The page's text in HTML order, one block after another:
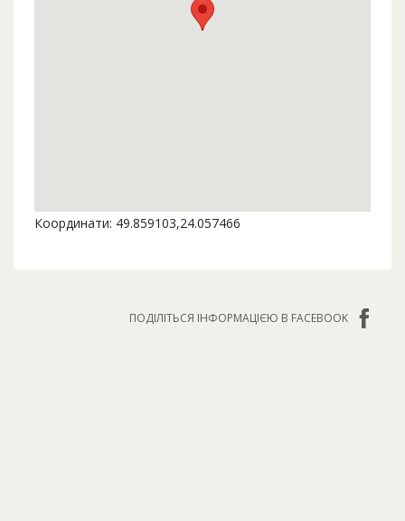
Координати: 49.859103,24.057466
ПОДІЛІТЬСЯ ІНФОРМАЦІЄЮ В FACEBOOK